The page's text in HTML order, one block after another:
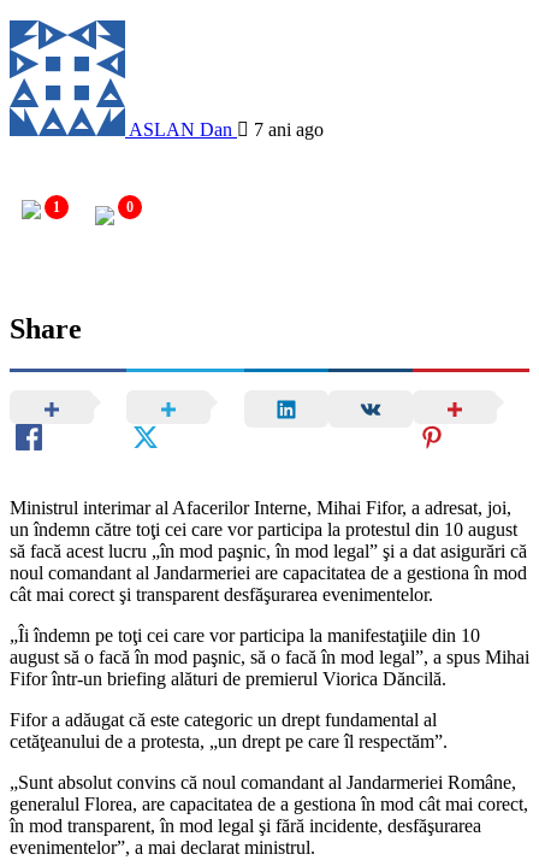
ASLAN Dan 7 ani ago
1 0
Share
Ministrul interimar al Afacerilor Interne, Mihai Fifor, a adresat, joi,
un îndemn către toţi cei care vor participa la protestul din 10 august
să facă acest lucru „în mod paşnic, în mod legal” şi a dat asigurări că
noul comandant al Jandarmeriei are capacitatea de a gestiona în mod
cât mai corect şi transparent desfăşurarea evenimentelor.
„Îi îndemn pe toţi cei care vor participa la manifestaţiile din 10
august să o facă în mod paşnic, să o facă în mod legal”, a spus Mihai
Fifor într-un briefing alături de premierul Viorica Dăncilă.
Fifor a adăugat că este categoric un drept fundamental al
cetăţeanului de a protesta, „un drept pe care îl respectăm”.
„Sunt absolut convins că noul comandant al Jandarmeriei Române,
generalul Florea, are capacitatea de a gestiona în mod cât mai corect,
în mod transparent, în mod legal şi fără incidente, desfăşurarea
evenimentelor”, a mai declarat ministrul.